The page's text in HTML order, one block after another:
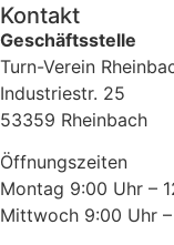
Kontakt
Geschäftsstelle
Turn-Verein
Industriestr. 25
53359 Rheinbach
Öffnungszeiten
Montag 9:00 Uhr –
Mittwoch 9:00 Uhr